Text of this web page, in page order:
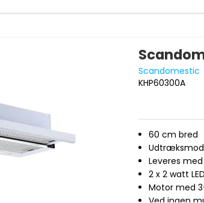
Scandomestic
KHP60300A
60 cm bred
Leveres
2 x 2 watt
Motor med